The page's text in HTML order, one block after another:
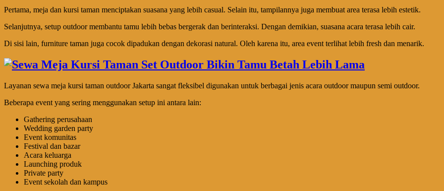
Pertama, meja dan kursi taman menciptakan suasana yang lebih casual. Selain itu, tampilannya juga membuat area terasa lebih estetik.
Selanjutnya, setup outdoor membantu tamu lebih bebas bergerak dan berinteraksi. Dengan demikian, suasana acara terasa lebih cair.
Di sisi lain, furniture taman juga cocok dipadukan dengan dekorasi natural. Oleh karena itu, area event terlihat lebih fresh dan menarik.
Layanan sewa meja kursi taman outdoor Jakarta sangat fleksibel digunakan untuk berbagai jenis acara outdoor maupun semi outdoor.
Beberapa event yang sering menggunakan setup ini antara lain:
Gathering perusahaan
Wedding garden party
Event komunitas
Festival dan bazar
Acara keluarga
Launching produk
Private party
Event sekolah dan kampus